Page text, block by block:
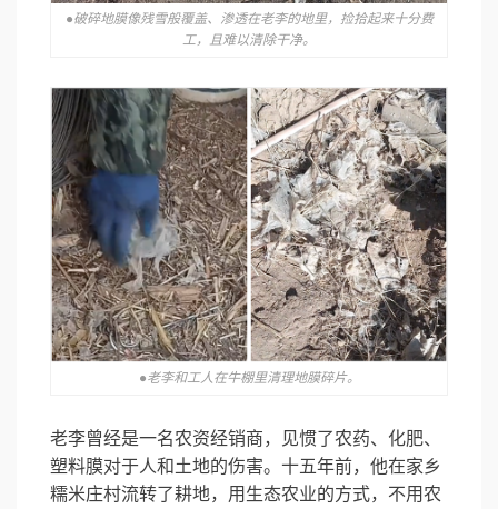
●破碎地膜像残雪般覆盖、渗透在老李的地里，捡拾起来十分费
工，且难以清除干净。
●老李和工人在牛棚里清理地膜碎片。
老李曾经是一名农资经销商，见惯了农药、化肥、
塑料膜对于人和土地的伤害。十五年前，他在家乡
糯米庄村流转了耕地，用生态农业的方式，不用农